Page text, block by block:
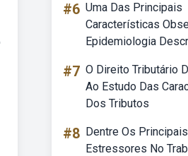
#6 Uma Das Principais
Características
Epidemiologia
#7 O Direito Tributário
Ao Estudo Das
Dos Tributos
#8 Dentre Os
Estressores No